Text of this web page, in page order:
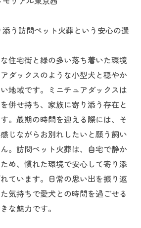
う訪問ペット火葬という安心の選
住宅街と緑の多い落ち着いた環境
ダックスのような小型犬と穏やか
地域です。ミニチュアダックスは
併せ持ち、家族に寄り添う存在と
。最期の時間を迎える際には、そ
じながらお別れしたいと願う飼い
。訪問ペット火葬は、自宅で静か
め、慣れた環境で安心して寄り添
ています。日常の思い出を振り返
気持ちで愛犬との時間を過ごせる
な魅力です。